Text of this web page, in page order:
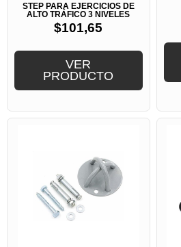
STEP PARA EJERCICIOS DE
ALTO TRÁFICO 3 NIVELES
$101,65
VER
PRODUCTO